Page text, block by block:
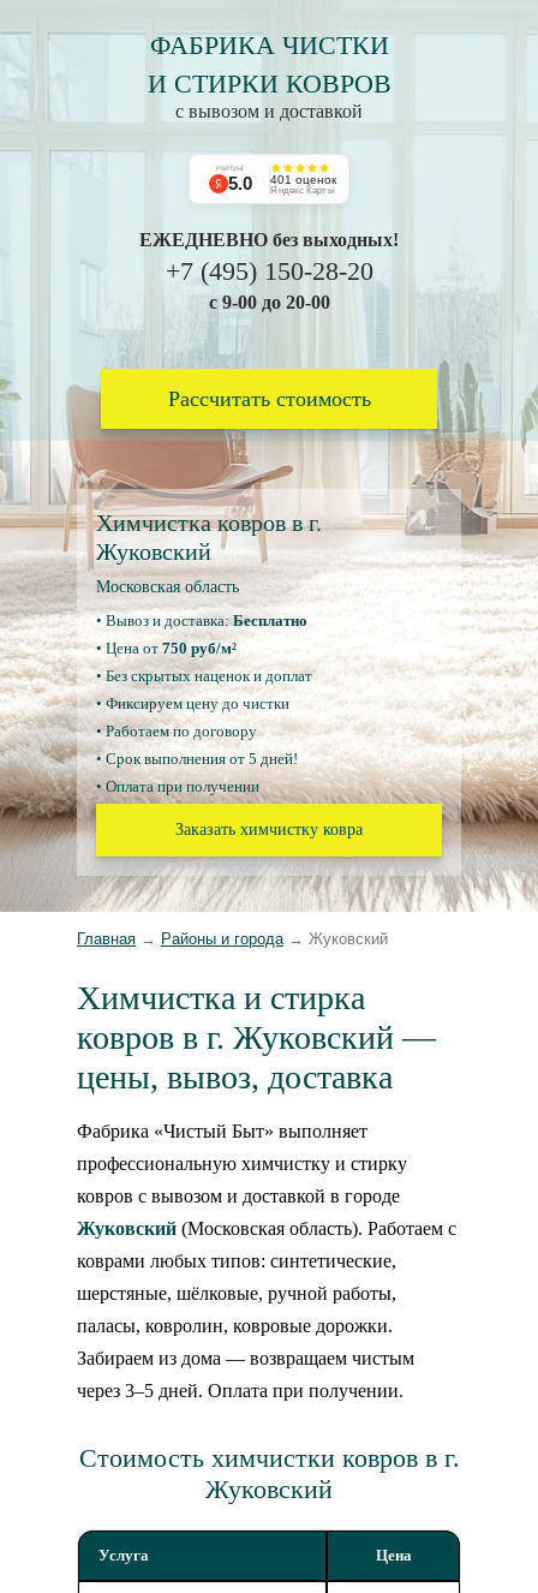
ФАБРИКА ЧИСТКИ
И СТИРКИ КОВРОВ
с вывозом и доставкой
РЕЙТИНГ
5.0 401 оценок
Яндекс Карты
ЕЖЕДНЕВНО без выходных!
+7 (495) 150-28-20
с 9-00 до 20-00
Рассчитать стоимость
Химчистка ковров в г.
Жуковский
Московская область
• Вывоз и доставка:Бесплатно
• Цена от 750 руб/м²
• Без скрытых наценок и доплат
• Фиксируем цену до чистки
• Работаем по договору
• Срок выполнения от 5 дней!
• Оплата при получении
Заказать химчистку ковра
Главная → Районы и города→ Жуковский
Химчистка и стирка
ковров в г. Жуковский —
цены, вывоз, доставка
Фабрика «Чистый Быт» выполняет
профессиональную химчистку и стирку
ковров с вывозом и доставкой в городе
Жуковский (Московская область). Работаем с
коврами любых типов: синтетические,
шерстяные, шёлковые, ручной работы,
паласы, ковролин, ковровые дорожки.
Забираем из дома — возвращаем чистым
через 3–5 дней. Оплата при получении.
Стоимость химчистки ковров в г.
Жуковский
Услуга Цена